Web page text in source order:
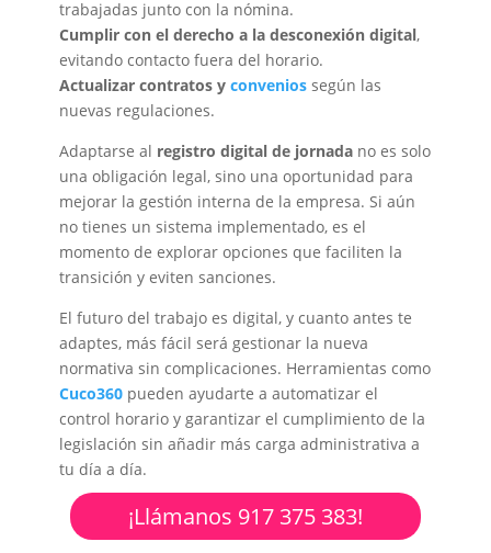
trabajadas junto con la nómina.
Cumplir con el derecho a la desconexión digital,
evitando contacto fuera del horario.
Actualizar contratos y conveniossegún las
nuevas regulaciones.
Adaptarse al registro digital de jornadano es solo
una obligación legal, sino una oportunidad para
mejorar la gestión interna de la empresa. Si aún
no tienes un sistema implementado, es el
momento de explorar opciones que faciliten la
transición y eviten sanciones.
El futuro del trabajo es digital, y cuanto antes te
adaptes, más fácil será gestionar la nueva
normativa sin complicaciones. Herramientas como
Cuco360pueden ayudarte a automatizar el
control horario y garantizar el cumplimiento de la
legislación sin añadir más carga administrativa a
tu día a día.
¡Llámanos 917 375 383!